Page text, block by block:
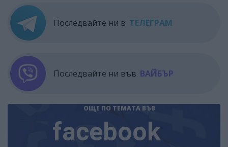
Последвайте ни в ТЕЛЕГРАМ
Последвайте ни във ВАЙБЪР
ОЩЕ ПО ТЕМАТА ВЪВ
facebook